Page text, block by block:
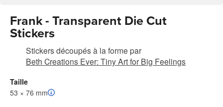
Frank - Transparent Die Cut
Stickers
Stickers découpés à la forme par
Beth Creations Ever: Tiny Art for Big Feelings
Taille
53 × 76 mm